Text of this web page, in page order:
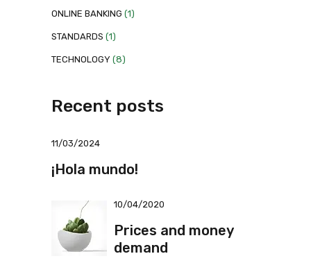
ONLINE BANKING (1)
STANDARDS (1)
TECHNOLOGY (8)
Recent posts
11/03/2024
¡Hola mundo!
10/04/2020
Prices and money
demand